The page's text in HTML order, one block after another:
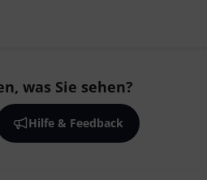
was Sie sehen?
Hilfe & Feedback